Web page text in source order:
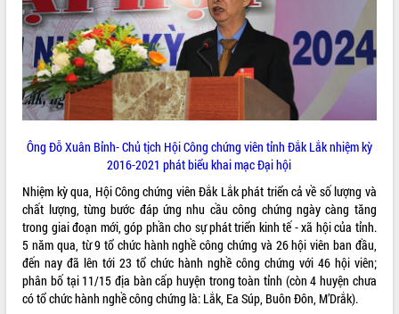
VIDEO
Khám bệnh, cấp phát thuốc miễn phí
và tặng quà người dân xã Cư Pui
Ông Đỗ Xuân Bỉnh- Chủ tịch Hội Công chứng viên tỉnh Đắk Lắk nhiệm kỳ
2016-2021 phát biểu khai mạc Đại hội
Nhiệm kỳ qua, Hội Công chứng viên Đắk Lắk phát triển cả về số lượng và
chất lượng, từng bước đáp ứng nhu cầu công chứng ngày càng tăng
trong giai đoạn mới, góp phần cho sự phát triển kinh tế - xã hội của tỉnh.
5 năm qua, từ 9 tổ chức hành nghề công chứng và 26 hội viên ban đầu,
đến nay đã lên tới 23 tổ chức hành nghề công chứng với 46 hội viên;
phân bố tại 11/15 địa bàn cấp huyện trong toàn tỉnh (còn 4 huyện chưa
có tổ chức hành nghề công chứng là: Lắk, Ea Súp, Buôn Đôn, M’Drắk).